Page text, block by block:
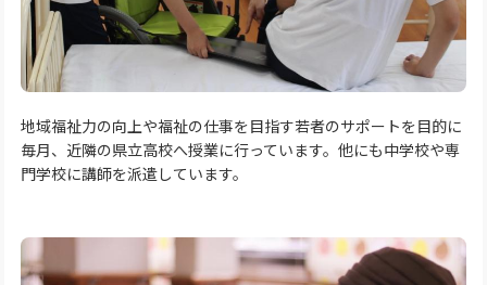
地域福祉力の向上や福祉の仕事を目指す若者のサポートを目的に
毎月、近隣の県立高校へ授業に行っています。他にも中学校や専
門学校に講師を派遣しています。